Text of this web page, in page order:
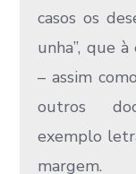
casos os
unha”, que
– assim
outros
exemplo
margem.